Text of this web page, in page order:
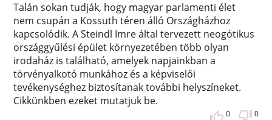
Talán sokan tudják, hogy magyar parlamenti élet
nem csupán a Kossuth téren álló Országházhoz
kapcsolódik. A Steindl Imre által tervezett neogótikus
országgyűlési épület környezetében több olyan
irodaház is található, amelyek napjainkban a
törvényalkotó munkához és a képviselői
tevékenységhez biztosítanak további helyszíneket.
Cikkünkben ezeket mutatjuk be.
0 0